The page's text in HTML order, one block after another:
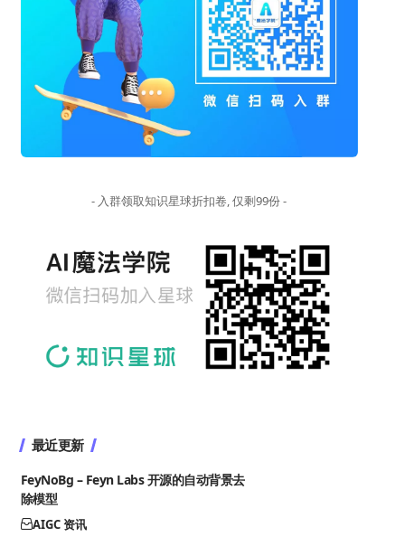
- 入群领取知识星球折扣卷, 仅剩99份 -
最近更新
FeyNoBg – Feyn Labs 开源的自动背景去
除模型
AIGC 资讯